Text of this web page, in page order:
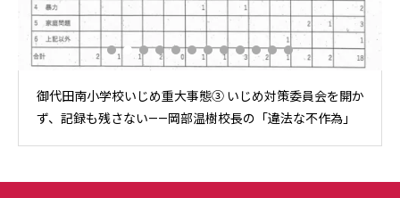
御代田南小学校いじめ重大事態③ いじめ対策委員会を開か
ず、記録も残さない——岡部温樹校長の「違法な不作為」